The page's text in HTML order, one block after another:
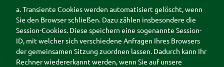
a. Transiente Cookies werden automatisiert gelöscht, wenn
Sie den Browser schließen. Dazu zählen insbesondere die
Session-Cookies. Diese speichern eine sogenannte Session-
ID, mit welcher sich verschiedene Anfragen Ihres Browsers
der gemeinsamen Sitzung zuordnen lassen. Dadurch kann Ihr
Rechner wiedererkannt werden, wenn Sie auf unsere